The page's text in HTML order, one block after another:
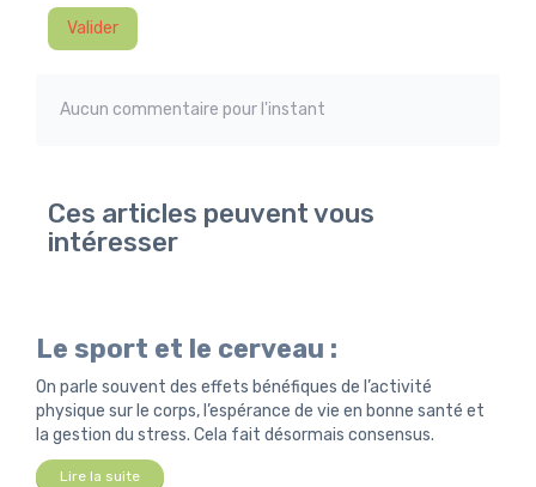
Valider
Aucun commentaire pour l'instant
Ces articles peuvent vous
intéresser
Le sport et le cerveau :
On parle souvent des effets bénéfiques de l’activité
physique sur le corps, l’espérance de vie en bonne santé et
la gestion du stress. Cela fait désormais consensus.
Lire la suite